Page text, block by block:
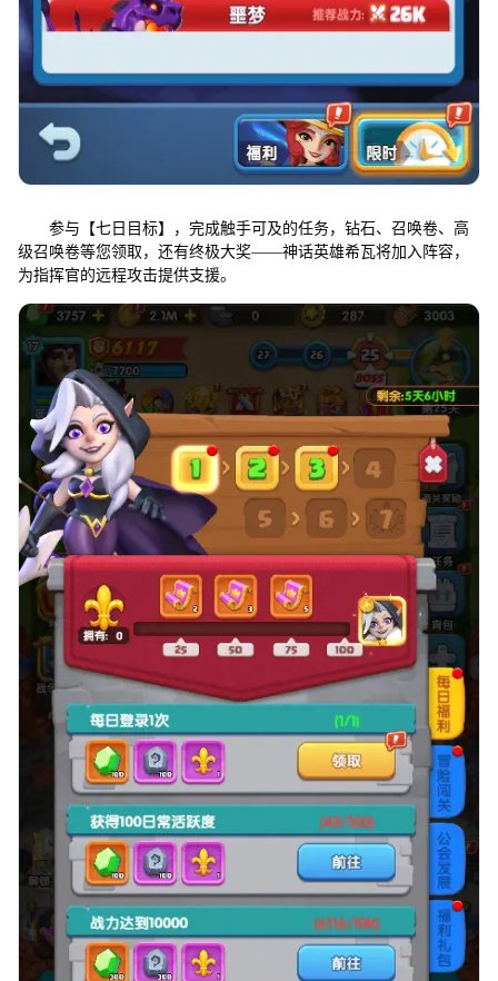
参与【七日目标】，完成触手可及的任务，钻石、召唤卷、高
级召唤卷等您领取，还有终极大奖——神话英雄希瓦将加入阵容，
为指挥官的远程攻击提供支援。